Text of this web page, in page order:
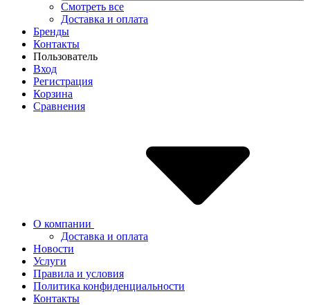
Смотреть все
Доставка и оплата
Бренды
Контакты
Пользователь
Вход
Регистрация
Корзина
Сравнения
О компании
Доставка и оплата
Новости
Услуги
Правила и условия
Политика конфиденциальности
Контакты